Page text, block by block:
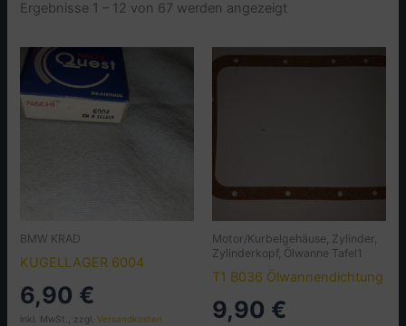
Ergebnisse 1 – 12 von 67 werden angezeigt
BMW KRAD
KUGELLAGER 6004
6,90 €
inkl. MwSt., zzgl.Versandkosten
Motor/Kurbelgehäuse, Zylinder,
Zylinderkopf, Ölwanne Tafel1
T1 B036 Ölwannendichtung
9,90 €